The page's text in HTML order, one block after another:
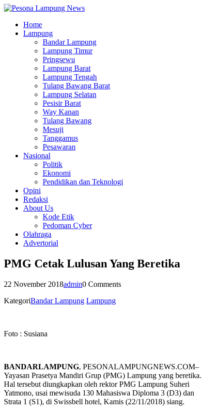
Home
Lampung
Bandar Lampung
Lampung Timur
Pringsewu
Lampung Barat
Lampung Tengah
Tulang Bawang Barat
Lampung Selatan
Pesisir Barat
Way Kanan
Tulang Bawang
Mesuji
Tanggamus
Pesawaran
Nasional
Politik
Ekonomi
Pendidikan dan Teknologi
Opini
Redaksi
About Us
Kode Etik
Pedoman Cyber
Olahraga
Advertorial
PMG Cetak Lulusan Yang Beretika
22 November 2018admin0 Comments
KategoriBandar Lampung Lampung
Foto : Susiana
BANDARLAMPUNG, PESONALAMPUNGNEWS.COM–
Yayasan Prasetya Mandiri Grup (PMG) Lampung yang beretika.
Hal tersebut diungkapkan oleh rektor PMG Lampung Suheri
Yatmono, usai mewisuda 130 Mahasiswa Diploma 3 (D3) dan
Strata 1 (S1), di Swissbell hotel, Kamis (22/11/2018) siang.